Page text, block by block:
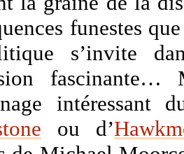
funestes
s’invite
ou d’